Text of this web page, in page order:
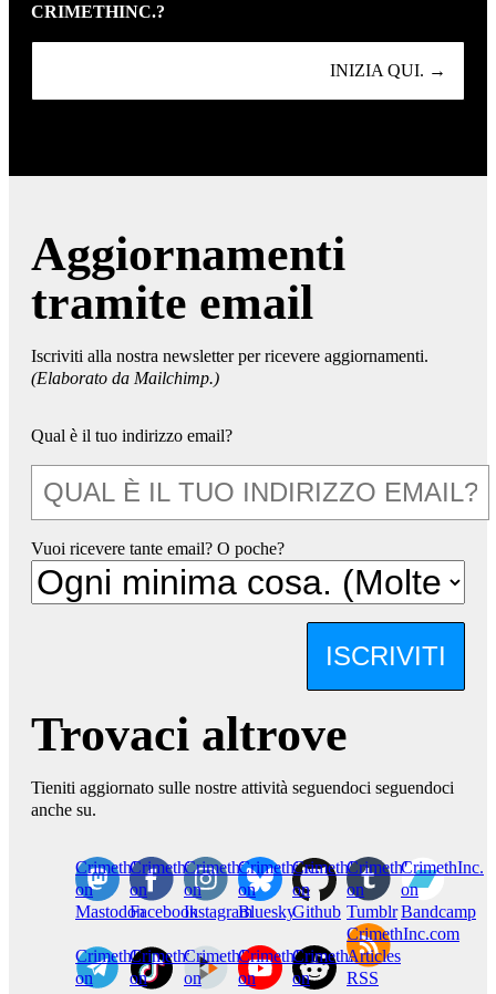
CRIMETHINC.?
INIZIA QUI. →
Aggiornamenti
tramite email
Iscriviti alla nostra newsletter per ricevere aggiornamenti.
(Elaborato da Mailchimp.)
Qual è il tuo indirizzo email?
Vuoi ricevere tante email? O poche?
ISCRIVITI
Trovaci altrove
Tieniti aggiornato sulle nostre attività seguendoci seguendoci
anche su.
CrimethInc.
on
Mastodon
Crimethinc.
on
Facebook
Crimethinc.
on
Instagram
Crimethinc.
on
Bluesky
CrimethInc.
on
Github
CrimethInc.
on
Tumblr
CrimethInc.
on
Bandcamp
CrimethInc.
on
Crimethinc.
on
CrimethInc.
on
CrimethInc.
on
CrimethInc.
on
CrimethInc.com
Articles
RSS